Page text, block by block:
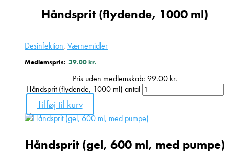
Desinfektion, Værnemidler
Håndsprit (flydende, 1000 ml)
Medlemspris: 39.00kr.
Pris uden medlemskab: 99.00 kr.
Håndsprit (flydende, 1000 ml) antal
Tilføj til kurv
Håndsprit (gel, 600 ml, med pumpe)